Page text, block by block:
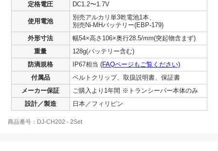
定格電圧
DC1.2〜1.7V
使用電池
別売アルカリ単3乾電池1本、
別売Ni-MHバッテリー(EBP-179)
外形寸法
幅54×高さ106×奥行28.5/mm(突起物含まず)
重量
128g(バッテリー含む)
防滴規格
IP67相当 (FAQページもご覧ください)
付属品
ベルトクリップ、取扱説明書、保証書
メーカー保証
ご購入より1年間 ※トランシーバー本体のみ
設計／製造
日本／フィリピン
商品番号：DJ-CH202 - 2Set